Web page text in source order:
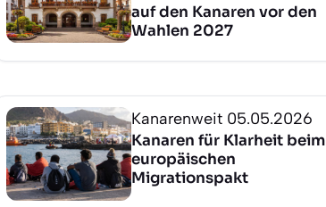
auf den Kanaren vor den
Wahlen 2027
Kanarenweit 05.05.2026
Kanaren für Klarheit beim
europäischen
Migrationspakt